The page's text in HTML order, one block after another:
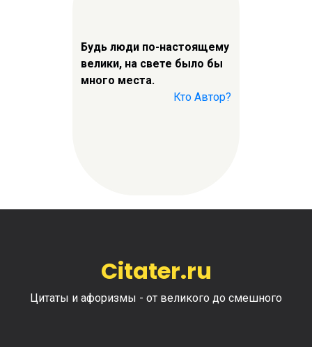
Будь люди по-настоящему
велики, на свете было бы
много места.
Кто Автор?
Citater.ru
Цитаты и афоризмы - от великого до смешного